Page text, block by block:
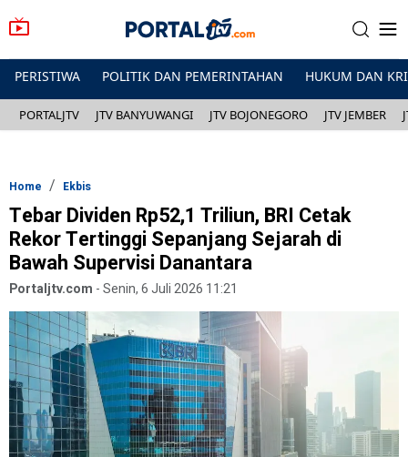
PERISTIWA POLITIK DAN PEMERINTAHAN HUKUM DAN
PORTALJTV JTV BANYUWANGI JTV BOJONEGORO JTV JEMBER
Home Ekbis
Tebar Dividen Rp52,1 Triliun, BRI Cetak
Rekor Tertinggi Sepanjang Sejarah di
Bawah Supervisi Danantara
Portaljtv.com -Senin, 6 Juli 2026 11:21